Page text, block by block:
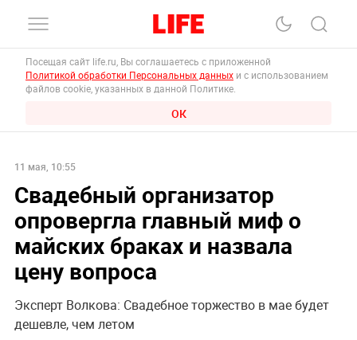
Посещая сайт life.ru, Вы соглашаетесь с приложенной
Политикой обработки Персональных данных и с использованием
файлов cookie, указанных в данной Политике.
ОК
11 мая, 10:55
Свадебный организатор
опровергла главный миф о
майских браках и назвала
цену вопроса
Эксперт Волкова: Свадебное торжество в мае будет
дешевле, чем летом